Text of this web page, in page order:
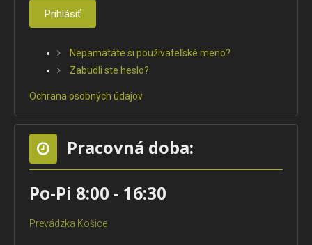
Prihlásiť
Nepamätáte si používateľské meno?
Zabudli ste heslo?
Ochrana osobných údajov
Pracovná doba:
Po-Pi 8:00 - 16:30
Prevádzka Košice